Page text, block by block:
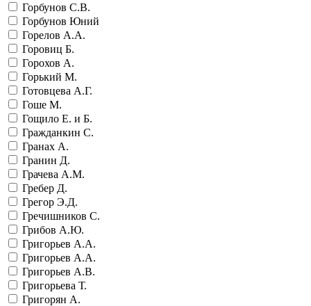
Горбунов С.В.
Горбунов Юний
Горелов А.А.
Горовиц Б.
Горохов А.
Горький М.
Готовцева А.Г.
Гоше М.
Гощило Е. и Б.
Гражданкин С.
Гранах А.
Гранин Д.
Грачева А.М.
Гребер Д.
Грегор Э.Д.
Гречишников С.
Грибов А.Ю.
Григорьев А.А.
Григорьев А.А.
Григорьев А.В.
Григорьева Т.
Григорян А.